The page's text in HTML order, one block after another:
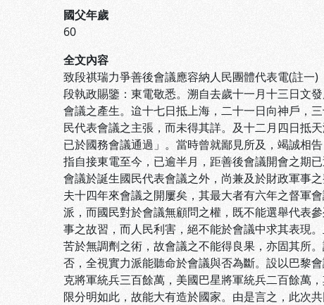
國父年歲
60
全文內容
致段祺瑞力爭善後會議應容納人民團體代表電(註
段執政賜鑒：東電敬悉。溯自去歲十一月十三日文
會議之產生。迨十七日抵上海，二十一日向神戶，
民代表會議之主張，而未得其詳。及十二月四日抵
已於國務會議通過」。當時曾就鄙見所及，竭誠相
指自接東電至今，已逾半月，距善後會議開會之期
會議於誕生國民代表會議之外，尚兼及於財政軍事
夫十四年來會議之開屢矣，其最大者有六年之督軍
派，而國民對於會議無顧問之權，既不能選舉代表
事之故習，而人民利害，絕不能於會議中求其表現
苦於無調劑之術，故會議之不能得良果，亦固其所
否，全視實力派能聽命於會議與否為斷。設以巴黎
克將軍統兵三百餘萬，美國巴星將軍統兵二百餘萬
限分明如此，故能大有造於國家。由是言之，此次